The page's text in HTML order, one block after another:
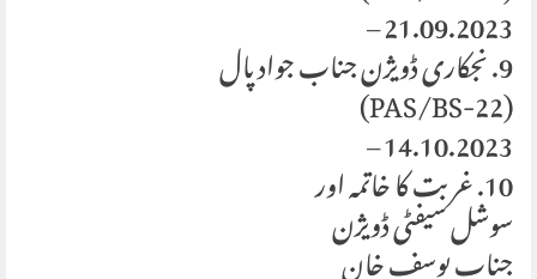
21.09.2023 –
9. نجکاری ڈویژن جناب جواد پال
(PAS/BS-22)
14.10.2023 –
10. غربت کا خاتمہ اور
سوشل سیفٹی ڈویژن